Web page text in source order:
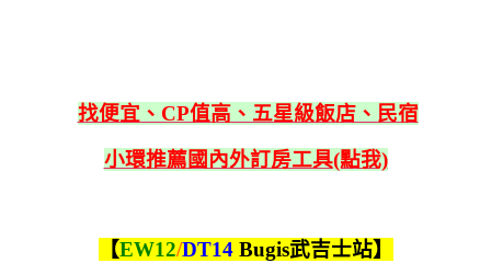
找便宜、CP值高、五星級飯店、民宿
小環推薦國內外訂房工具(點我)
【EW12/DT14 Bugis武吉士站】